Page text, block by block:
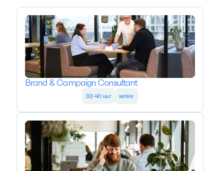
Brand & Campaign Consultant
32-40 uur senior